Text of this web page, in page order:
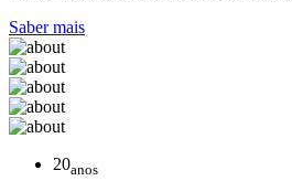
Saber mais
20anos